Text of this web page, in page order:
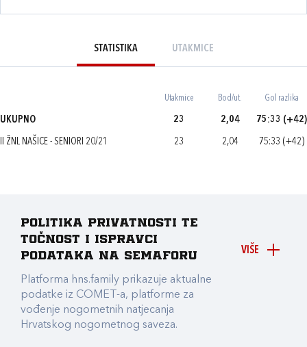
STATISTIKA UTAKMICE
Utakmice Bod/ut. Gol razlika
UKUPNO 23 2,04 75:33 (+42)
II ŽNL NAŠICE - SENIORI 20/21 23 2,04 75:33 (+42)
VIŠE
Politika privatnosti te
točnost i ispravci
podataka na Semaforu
Platforma hns.family prikazuje aktualne
podatke iz COMET-a, platforme za
vođenje nogometnih natjecanja
Hrvatskog nogometnog saveza.